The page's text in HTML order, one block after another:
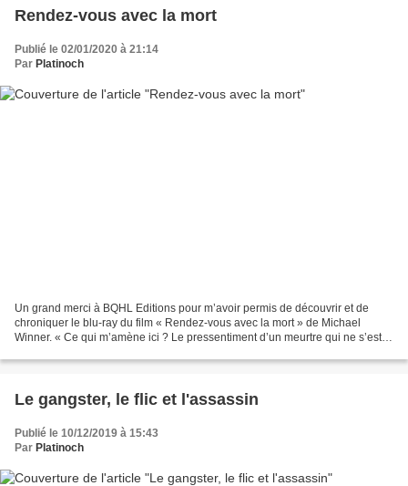
Rendez-vous avec la mort
Publié le 02/01/2020 à 21:14
Par Platinoch
Un grand merci à BQHL Editions pour m’avoir permis de découvrir et de
chroniquer le blu-ray du film « Rendez-vous avec la mort » de Michael
Winner. « Ce qui m’amène ici ? Le pressentiment d’un meurtre qui ne s’est
Le gangster, le flic et l'assassin
Publié le 10/12/2019 à 15:43
Par Platinoch